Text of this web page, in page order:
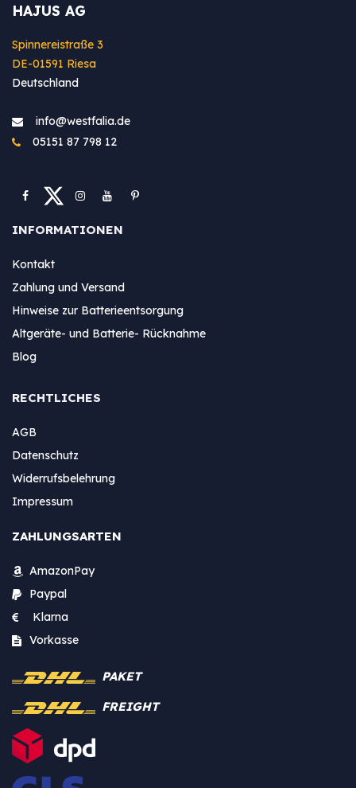
HAJUS AG
Spinnereistraße 3
DE-01591 Riesa
Deutschland
info@westfa​lia.de
05151 87 798 12
INFORMATIONEN
Kontakt
Zahlung und Versand
Hinweise zur Batterieentsorgung
Altgeräte- und Batterie- Rücknahme
Blog
RECHTLICHES
AGB
Datenschutz
Widerrufsbelehrung
Impressum
ZAHLUNGSARTEN
AmazonPay
Paypal
Klarna
Vorkasse
PAKET
FREIGHT